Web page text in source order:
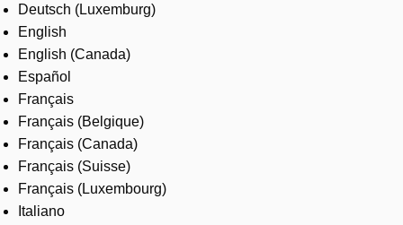
Contact us
Careers
Deutsch (Luxemburg)
English
English (Canada)
Español
Français
Français (Belgique)
Français (Canada)
Français (Suisse)
Français (Luxembourg)
Italiano